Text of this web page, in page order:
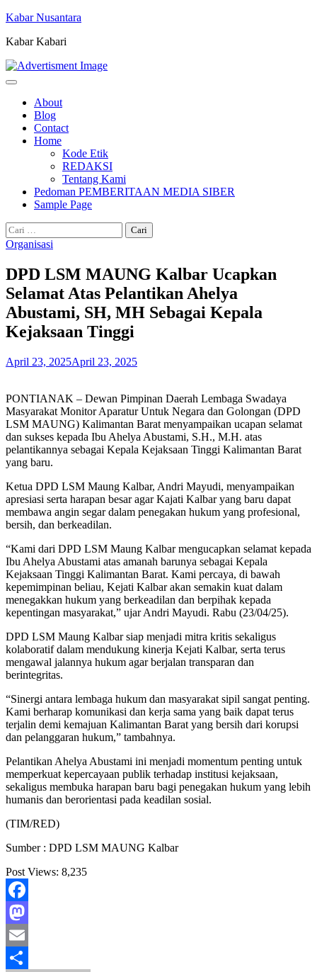
Skip
content
Kabar Nusantara
Kabar Kabari
About
Blog
Contact
Home
Kode Etik
REDAKSI
Tentang Kami
Pedoman PEMBERITAAN MEDIA SIBER
Sample Page
Cari
untuk:
Organisasi
DPD LSM MAUNG Kalbar Ucapkan
Selamat Atas Pelantikan Ahelya
Abustami, SH, MH Sebagai Kepala
Kejaksaan Tinggi
April 23, 2025April 23, 2025
PONTIANAK – Dewan Pimpinan Daerah Lembaga Swadaya
Masyarakat Monitor Aparatur Untuk Negara dan Golongan (DPD
LSM MAUNG) Kalimantan Barat menyampaikan ucapan selamat
dan sukses kepada Ibu Ahelya Abustami, S.H., M.H. atas
pelantikannya sebagai Kepala Kejaksaan Tinggi Kalimantan Barat
yang baru.
Ketua DPD LSM Maung Kalbar, Andri Mayudi, menyampaikan
apresiasi serta harapan besar agar Kajati Kalbar yang baru dapat
membawa angin segar dalam penegakan hukum yang profesional,
bersih, dan berkeadilan.
“Kami dari DPD LSM Maung Kalbar mengucapkan selamat kepada
Ibu Ahelya Abustami atas amanah barunya sebagai Kepala
Kejaksaan Tinggi Kalimantan Barat. Kami percaya, di bawah
kepemimpinan beliau, Kejati Kalbar akan semakin kuat dalam
menegakkan hukum yang berkeadilan dan berpihak kepada
kepentingan masyarakat,” ujar Andri Mayudi. Rabu (23/04/25).
DPD LSM Maung Kalbar siap menjadi mitra kritis sekaligus
kolaboratif dalam mendukung kinerja Kejati Kalbar, serta terus
mengawal jalannya hukum agar berjalan transparan dan
berintegritas.
“Sinergi antara lembaga hukum dan masyarakat sipil sangat penting.
Kami berharap komunikasi dan kerja sama yang baik dapat terus
terjalin demi kemajuan Kalimantan Barat yang bersih dari korupsi
dan pelanggaran hukum,” tambahnya.
Pelantikan Ahelya Abustami ini menjadi momentum penting untuk
memperkuat kepercayaan publik terhadap institusi kejaksaan,
sekaligus membuka harapan baru bagi penegakan hukum yang lebih
humanis dan berorientasi pada keadilan sosial.
(TIM/RED)
Sumber : DPD LSM MAUNG Kalbar
Post Views: 8,235
Facebook
Mastodon
Email